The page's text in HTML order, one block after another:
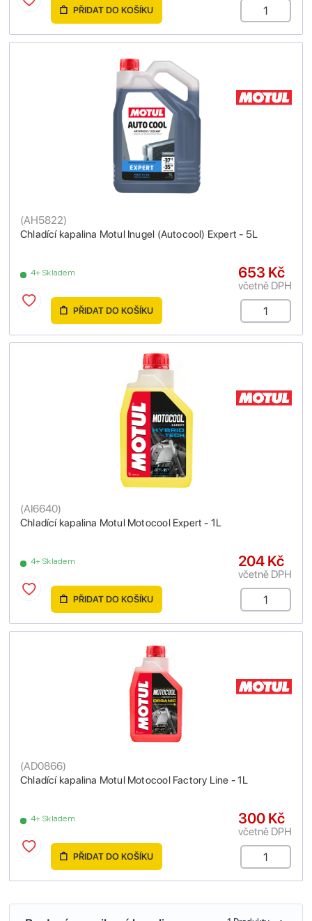
PŘIDAT DO KOŠÍKU
Chladící kapalina Motul Inugel (Autocool) Expert - 5L
(AH5822)
4+ Skladem 653 Kč
včetně DPH
PŘIDAT DO KOŠÍKU
Chladící kapalina Motul Motocool Expert - 1L
(AI6640)
4+ Skladem 204 Kč
včetně DPH
PŘIDAT DO KOŠÍKU
Chladící kapalina Motul Motocool Factory Line - 1L
(AD0866)
4+ Skladem 300 Kč
včetně DPH
PŘIDAT DO KOŠÍKU